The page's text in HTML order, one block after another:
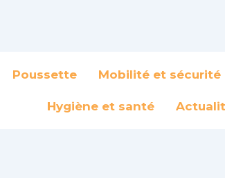
Poussette Mobilité et sécurité
Hygiène et santé